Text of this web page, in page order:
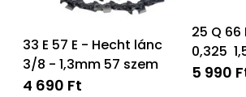
33 E 57 E - Hecht lánc
3/8 - 1,3mm 57 szem
4 690 Ft
25 Q
0,325 
5 990